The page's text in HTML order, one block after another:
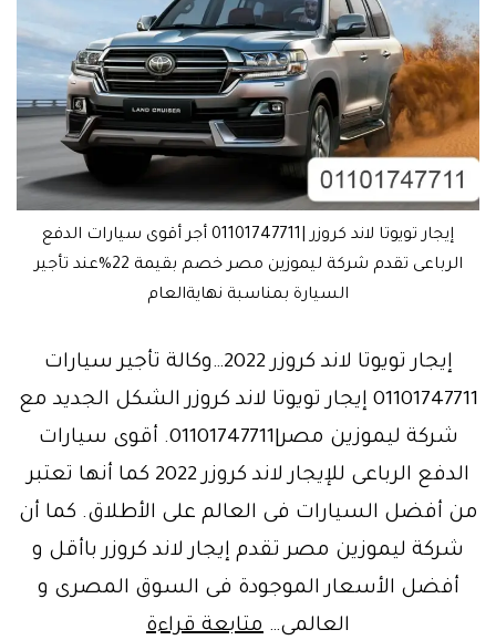
إيجار تويوتا لاند كروزر |01101747711 أجر أقوى سيارات الدفع
الرباعى تقدم شركة ليموزين مصر خصم بقيمة 22%عند تأجير
السيارة بمناسبة نهايةالعام
إيجار تويوتا لاند كروزر 2022…وكالة تأجير سيارات
01101747711 إيجار تويوتا لاند كروزر الشكل الجديد مع
شركة ليموزين مصر|01101747711. أقوى سيارات
الدفع الرباعى للإيجار لاند كروزر 2022 كما أنها تعتبر
من أفضل السيارات فى العالم على الأطلاق. كما أن
شركة ليموزين مصر تقدم إيجار لاند كروزر باأقل و
أفضل الأسعار الموجودة فى السوق المصرى و
العالمى… متابعة قراءةالوحش